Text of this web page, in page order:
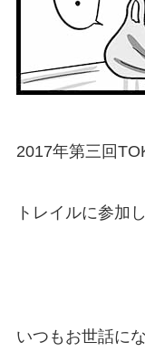
2017年第三回
トレイルに参加
いつもお世話に